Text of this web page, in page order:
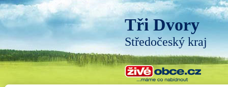
Tři Dvory
Středočeský kraj